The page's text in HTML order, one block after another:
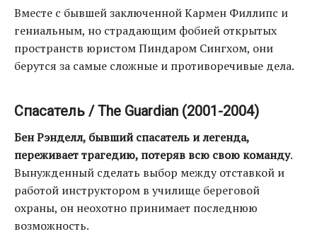
Вместе с бывшей заключенной Кармен Филлипс и
гениальным, но страдающим фобией открытых
пространств юристом Пиндаром Сингхом, они
берутся за самые сложные и противоречивые дела.
Спасатель / The Guardian (2001-2004)
Бен Рэнделл, бывший спасатель и легенда,
переживает трагедию, потеряв всю свою команду.
Вынужденный сделать выбор между отставкой и
работой инструктором в училище береговой
охраны, он неохотно принимает последнюю
возможность.